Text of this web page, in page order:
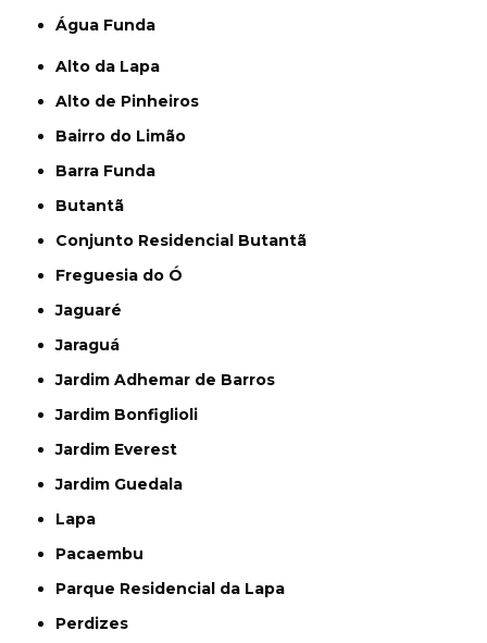
Água Funda
Alto da Lapa
Alto de Pinheiros
Bairro do Limão
Barra Funda
Butantã
Conjunto Residencial Butantã
Freguesia do Ó
Jaguaré
Jaraguá
Jardim Adhemar de Barros
Jardim Bonfiglioli
Jardim Everest
Jardim Guedala
Lapa
Pacaembu
Parque Residencial da Lapa
Perdizes